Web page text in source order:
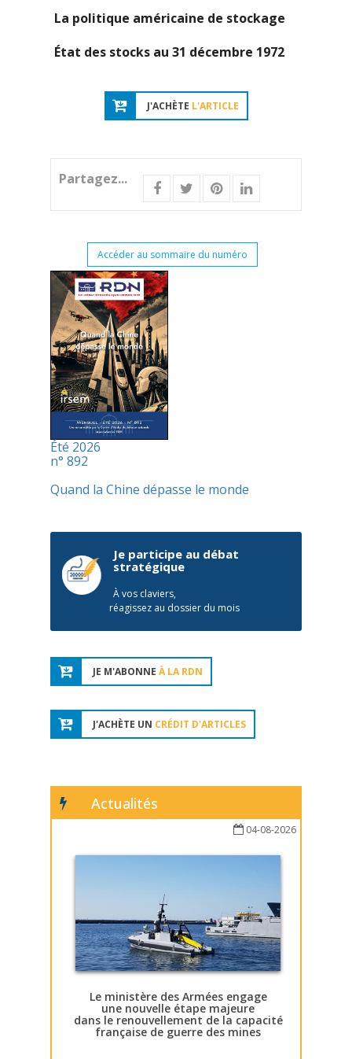
La politique américaine de stockage
État des stocks au 31 décembre 1972
J'ACHÈTE L'ARTICLE
Partagez...
Accéder au sommaire du numéro
Été 2026
n° 892
Quand la Chine dépasse le monde
Je participe au débat
stratégique
À vos claviers,
réagissez au dossier du mois
JE M'ABONNE À LA RDN
J'ACHÈTE UN CRÉDIT D'ARTICLES
Actualités
04-08-2026
Le ministère des Armées engage
une nouvelle étape majeure
dans le renouvellement de la capacité
française de guerre des mines